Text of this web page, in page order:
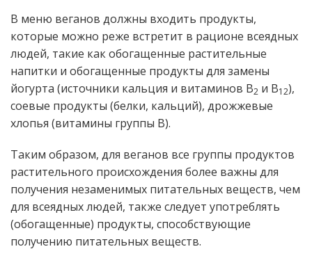
В меню веганов должны входить продукты,
которые можно реже встретит в рационе всеядных
людей, такие как обогащенные растительные
напитки и обогащенные продукты для замены
йогурта (источники кальция и витаминов В2 и В12),
соевые продукты (белки, кальций), дрожжевые
хлопья (витамины группы В).
Таким образом, для веганов все группы продуктов
растительного происхождения более важны для
получения незаменимых питательных веществ, чем
для всеядных людей, также следует употреблять
(обогащенные) продукты, способствующие
получению питательных веществ.